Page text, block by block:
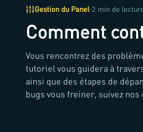
Gestion du Panel·2 min de
Comment
Vous rencontrez des
tutoriel vous guidera à
ainsi que des étapes de
bugs vous freiner, suivez